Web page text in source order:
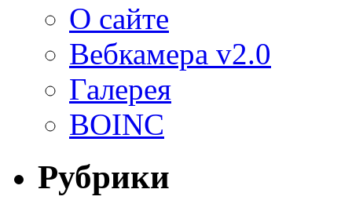
О сайте
Вебкамера v2.0
Галерея
BOINC
Рубрики